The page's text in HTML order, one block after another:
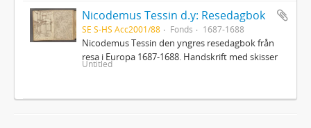
Nicodemus Tessin d.y: Resedagbok
SE S-HS Acc2001/88 Fonds 1687-1688
Nicodemus Tessin den yngres resedagbok från
resa i Europa 1687-1688. Handskrift med skisser
Untitled